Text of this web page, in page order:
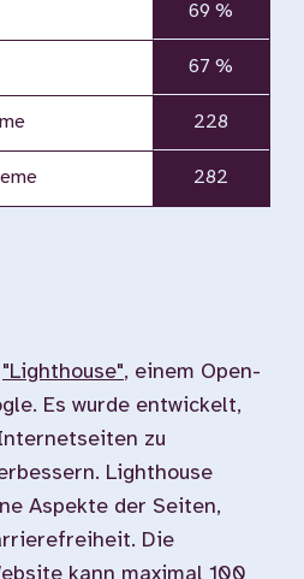
69 %
67 %
228
282
"Lighthouse", einem Open-
Es wurde entwickelt,
zu
Lighthouse
Aspekte der Seiten,
Die